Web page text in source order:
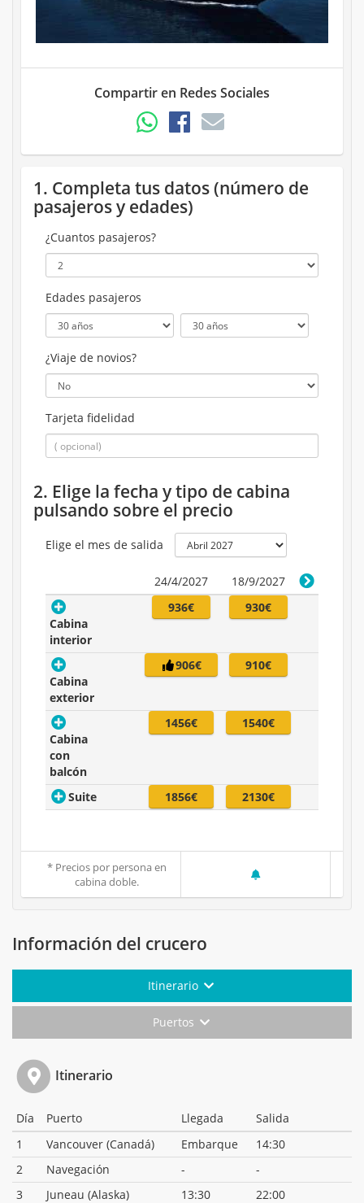
Compartir en Redes Sociales
1. Completa tus datos (número de
pasajeros y edades)
¿Cuantos pasajeros?
Edades pasajeros
¿Viaje de novios?
Tarjeta fidelidad
2. Elige la fecha y tipo de cabina
pulsando sobre el precio
Elige el mes de salida
24/4/2027 18/9/2027
Cabina
interior
936€ 930€
Cabina
exterior
906€ 910€
Cabina
con
balcón
1456€ 1540€
Suite 1856€ 2130€
* Precios por persona en
cabina doble.
Información del crucero
Itinerario
Puertos
Itinerario
Día Puerto Llegada
Salida
1
Vancouver (Canadá) Embarque
14:30
2
Navegación -
-
3
Juneau (Alaska) 13:30
22:00